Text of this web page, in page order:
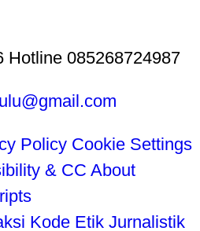
Hotline 085268724987
Policy Cookie Settings
& CC About
Kode Etik Jurnalistik